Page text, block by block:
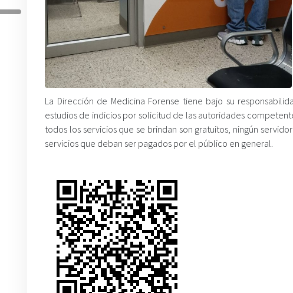
La Dirección de Medicina Forense tiene bajo su
estudios de indicios por solicitud de las autoridades
todos los servicios que se brindan son gratuitos, ningún
servicios que deban ser pagados por el público en general.